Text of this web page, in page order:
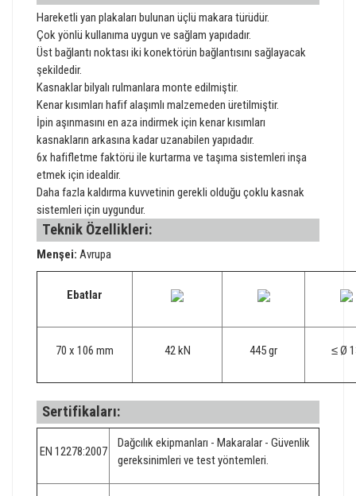
Hareketli yan plakaları bulunan üçlü makara türüdür.
Çok yönlü kullanıma uygun ve sağlam yapıdadır.
Üst bağlantı noktası iki konektörün bağlantısını sağlayacak
şekildedir.
Kasnaklar bilyalı rulmanlara monte edilmiştir.
Kenar kısımları hafif alaşımlı malzemeden üretilmiştir.
İpin aşınmasını en aza indirmek için kenar kısımları
kasnakların arkasına kadar uzanabilen yapıdadır.
6x hafifletme faktörü ile kurtarma ve taşıma sistemleri inşa
etmek için idealdir.
Daha fazla kaldırma kuvvetinin gerekli olduğu çoklu kasnak
sistemleri için uygundur.
Teknik Özellikleri:
Menşei: Avrupa
Ebatlar
70 x 106 mm 42 kN 445 gr ≤ Ø
Sertifikaları:
EN 12278:2007
Dağcılık ekipmanları - Makaralar - Güvenlik
gereksinimleri ve test yöntemleri.